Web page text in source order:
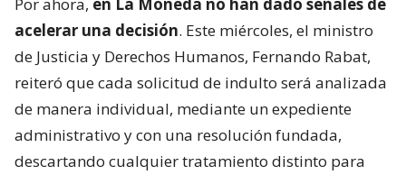
Por ahora, en La Moneda no han dado señales de
acelerar una decisión. Este miércoles, el ministro
de Justicia y Derechos Humanos, Fernando Rabat,
reiteró que cada solicitud de indulto será analizada
de manera individual, mediante un expediente
administrativo y con una resolución fundada,
descartando cualquier tratamiento distinto para